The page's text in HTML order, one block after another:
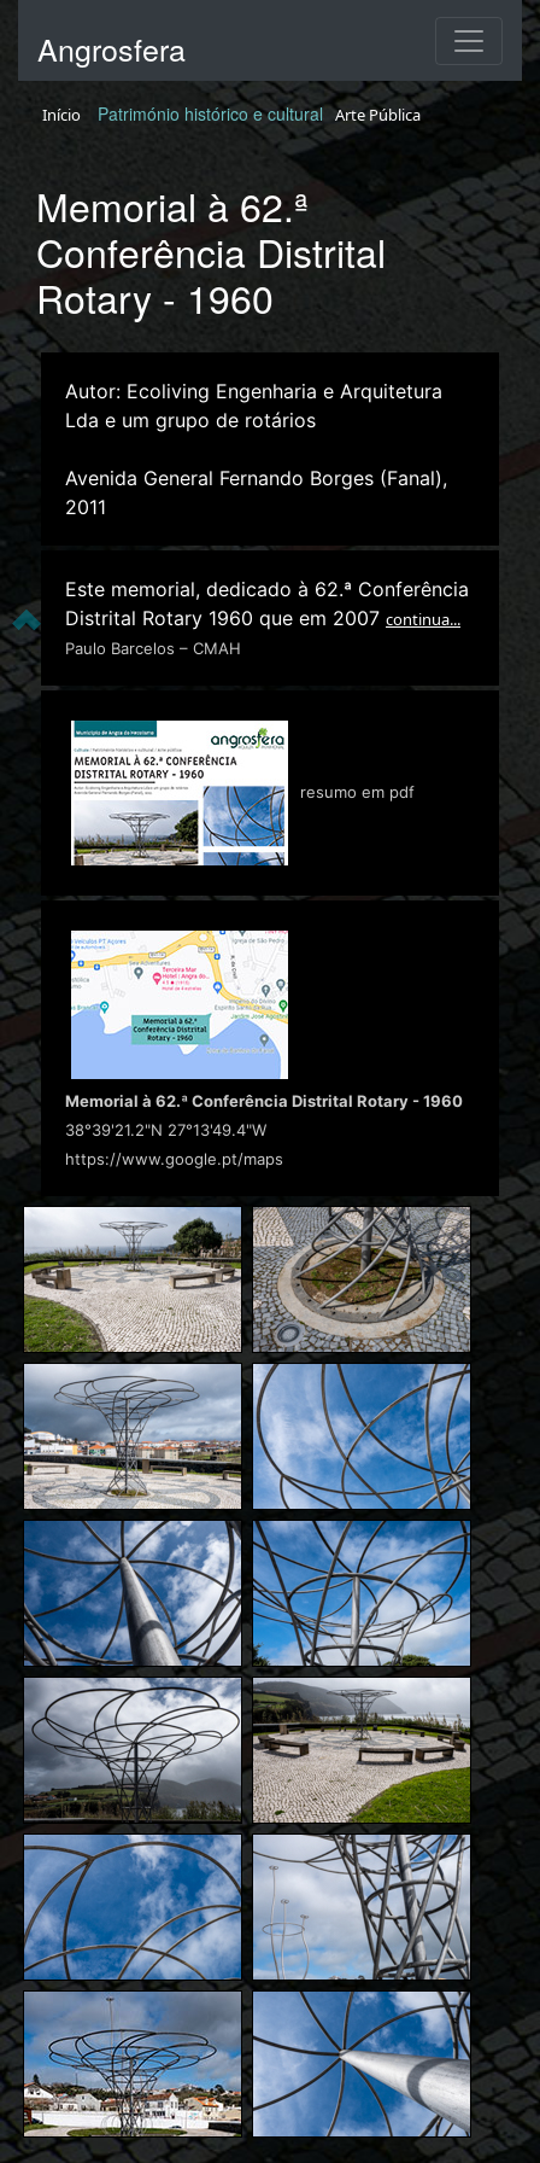
Angrosfera
Início Património histórico e cultural Arte Pública
Memorial à 62.ª
Conferência Distrital
Rotary - 1960
Autor: Ecoliving Engenharia e Arquitetura
Lda e um grupo de rotários
Avenida General Fernando Borges (Fanal),
2011
Este memorial, dedicado à 62.ª Conferência
Distrital Rotary 1960 que em 2007 continua...
Paulo Barcelos – CMAH
resumo em pdf
Memorial à 62.ª Conferência Distrital Rotary - 1960
38°39'21.2"N 27°13'49.4"W
https://www.google.pt/maps